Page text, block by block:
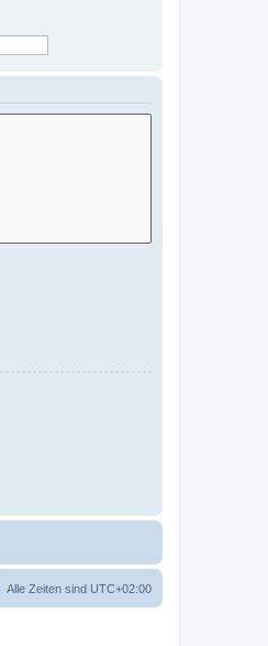
Alle Zeiten sind UTC+02:00